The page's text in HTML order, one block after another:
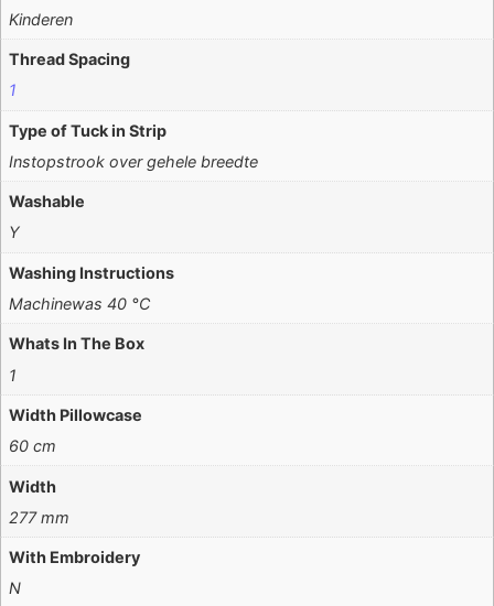
Kinderen
Thread Spacing
1
Type of Tuck in Strip
Instopstrook over gehele breedte
Washable
Y
Washing Instructions
Machinewas 40 °C
Whats In The Box
1
Width Pillowcase
60 cm
Width
277 mm
With Embroidery
N